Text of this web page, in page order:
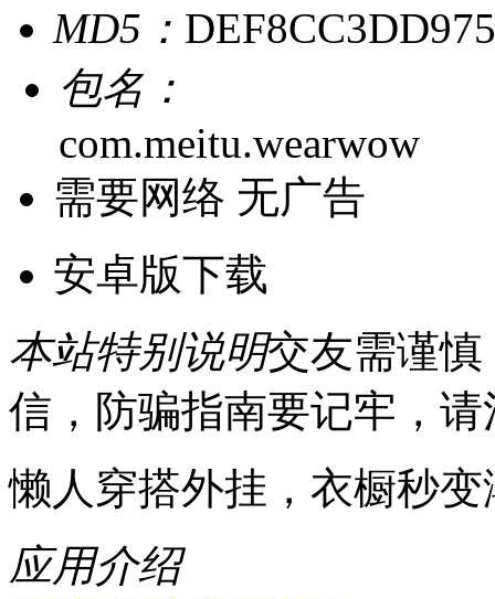
MD5：
包名：
com.meitu.wearwow
需要网络 无广告
安卓版下载
本站特别说明交友需谨
信，防骗指南要记牢，
懒人穿搭外挂，衣橱秒
应用介绍